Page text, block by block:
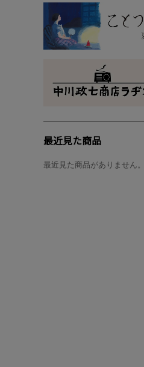
最近見た商品
最近見た商品がありません。